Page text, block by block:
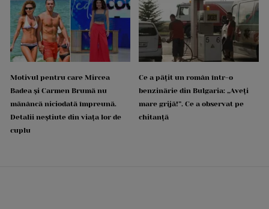
Motivul pentru care Mircea
Badea și Carmen Brumă nu
mănâncă niciodată împreună.
Detalii neștiute din viața lor de
cuplu
Ce a pățit un român într-o
benzinărie din Bulgaria: „Aveți
mare grijă!”. Ce a observat pe
chitanță